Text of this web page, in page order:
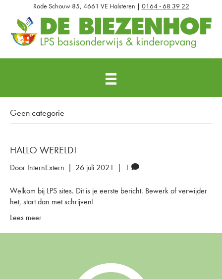
Rode Schouw 85, 4661 VE Halsteren | 0164 - 68 39 22
Geen categorie
HALLO WERELD!
Door InternExtern | 26 juli 2021 | 1
Welkom bij LPS sites. Dit is je eerste bericht. Bewerk of verwijder
het, start dan met schrijven!
Lees meer